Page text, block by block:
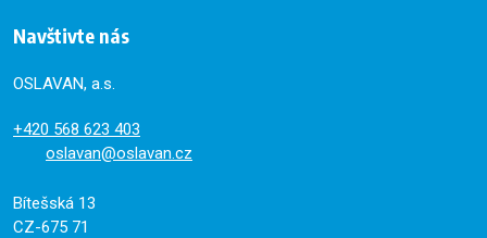
Navštivte nás
OSLAVAN, a.s.
+420 568 623 403
oslavan@oslavan.cz
Bítešská 13
CZ-675 71